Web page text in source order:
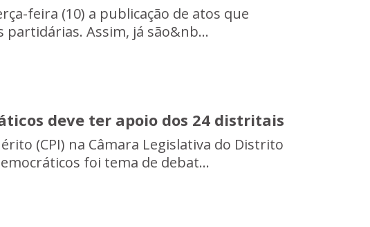
feira (10) a publicação de atos que
partidárias. Assim, já são&nb...
deve ter apoio dos 24 distritais
(CPI) na Câmara Legislativa do Distrito
foi tema de debat...